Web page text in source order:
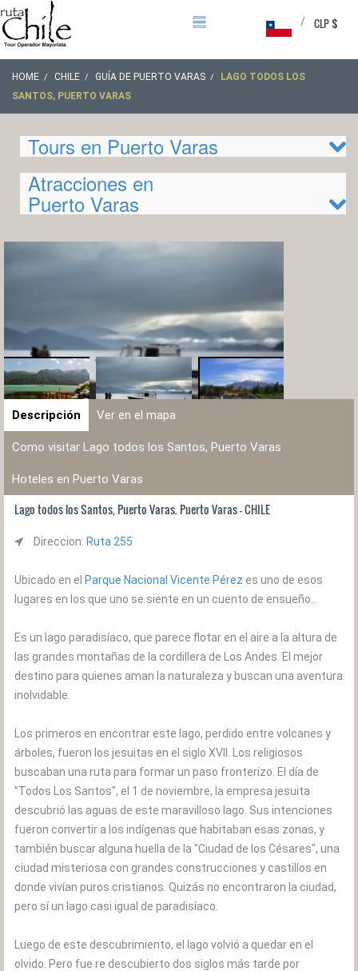
CLP $
/
HOME CHILE GUÍA DE PUERTO VARAS
LAGO TODOS LOS
SANTOS, PUERTO VARAS
Tours en Puerto Varas
Atracciones en
Puerto Varas
Descripción Ver en el mapa
Como visitar Lago todos los Santos, Puerto Varas
Hoteles en Puerto Varas
Lago todos los Santos, Puerto Varas. Puerto Varas - CHILE
Direccion: Ruta 255
Ubicado en el Parque Nacional Vicente Pérez es uno de esos
lugares en los que uno se siente en un cuento de ensueño...
Es un lago paradisíaco, que parece flotar en el aire a la altura de
las grandes montañas de la cordillera de Los Andes. El mejor
destino para quienes aman la naturaleza y buscan una aventura
inolvidable.
Los primeros en encontrar este lago, perdido entre volcanes y
árboles, fueron los jesuitas en el siglo XVII. Los religiosos
buscaban una ruta para formar un paso fronterizo. El día de
"Todos Los Santos", el 1 de noviembre, la empresa jesuita
descubrió las aguas de este maravilloso lago. Sus intenciones
fueron convertir a los indígenas que habitaban esas zonas, y
también buscar alguna huella de la "Ciudad de los Césares", una
ciudad misteriosa con grandes construcciones y castillos en
donde vivían puros cristianos. Quizás no encontraron la ciudad,
pero sí un lago casi igual de paradisíaco.
Luego de este descubrimiento, el lago volvió a quedar en el
olvido. Pero fue re descubierto dos siglos más tarde por